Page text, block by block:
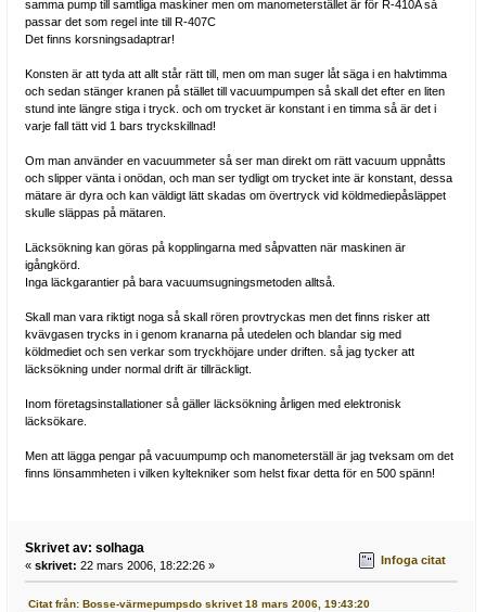
samma pump till samtliga maskiner men om manometerstället är för R-410A så
passar det som regel inte till R-407C
Det finns korsningsadaptrar!
Konsten är att tyda att allt står rätt till, men om man suger låt säga i en halvtimma
och sedan stänger kranen på stället till vacuumpumpen så skall det efter en liten
stund inte längre stiga i tryck. och om trycket är konstant i en timma så är det i
varje fall tätt vid 1 bars tryckskillnad!
Om man använder en vacuummeter så ser man direkt om rätt vacuum uppnåtts
och slipper vänta i onödan, och man ser tydligt om trycket inte är konstant, dessa
mätare är dyra och kan väldigt lätt skadas om övertryck vid köldmediepåsläppet
skulle släppas på mätaren.
Läcksökning kan göras på kopplingarna med såpvatten när maskinen är
igångkörd.
Inga läckgarantier på bara vacuumsugningsmetoden alltså.
Skall man vara riktigt noga så skall rören provtryckas men det finns risker att
kvävgasen trycks in i genom kranarna på utedelen och blandar sig med
köldmediet och sen verkar som tryckhöjare under driften. så jag tycker att
läcksökning under normal drift är tillräckligt.
Inom företagsinstallationer så gäller läcksökning årligen med elektronisk
läcksökare.
Men att lägga pengar på vacuumpump och manometerställ är jag tveksam om det
finns lönsammheten i vilken kyltekniker som helst fixar detta för en 500 spänn!
Skrivet av: solhaga
« skrivet: 22 mars 2006, 18:22:26 » Infoga citat
Citat från: Bosse-värmepumpsdo skrivet 18 mars 2006, 19:43:20